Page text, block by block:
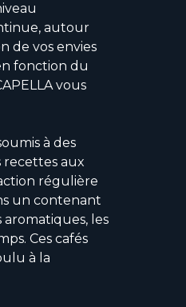
autour
de vos envies
fonction du
vous
à des
recettes aux
régulière
un contenant
les
Ces cafés
à la